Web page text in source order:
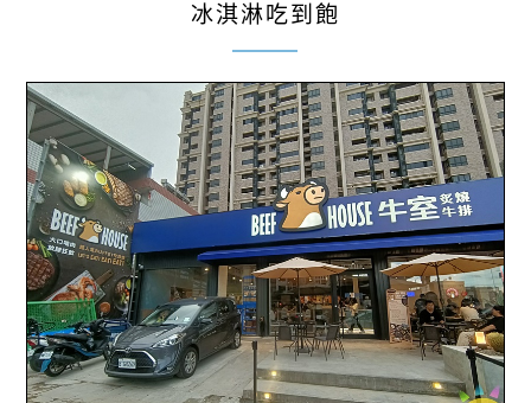
冰淇淋吃到飽